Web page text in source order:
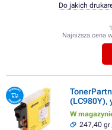
Najniższa cena
Do jakich
(LC980Y),
W
247,40 gr